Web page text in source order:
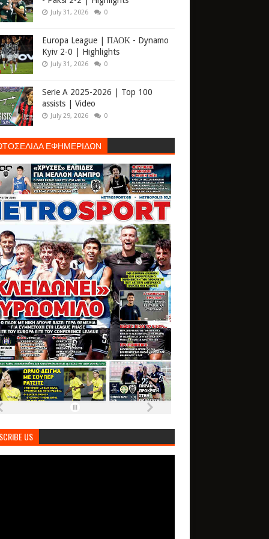
July 31, 2026 0
Europa League | ΠΑΟΚ - Dynamo
Kyiv 2-0 | Highlights
July 31, 2026 0
Serie A 2025-2026 | Top 100
assists | Video
July 29, 2026 0
ΕΦΗΜΕΡΙΔΩΝ
US